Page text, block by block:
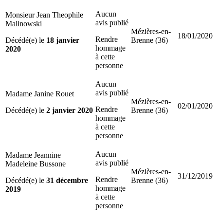
Monsieur Jean Theophile
Malinowski
Décédé(e) le 18 janvier
2020
Aucun
avis publié
Rendre
hommage
à cette
personne
Mézières-en-
Brenne (36)
18/01/2020
Madame Janine Rouet
Décédé(e) le 2 janvier 2020
Aucun
avis publié
Rendre
hommage
à cette
personne
Mézières-en-
Brenne (36)
02/01/2020
Madame Jeannine
Madeleine Bussone
Décédé(e) le 31 décembre
2019
Aucun
avis publié
Rendre
hommage
à cette
personne
Mézières-en-
Brenne (36)
31/12/2019